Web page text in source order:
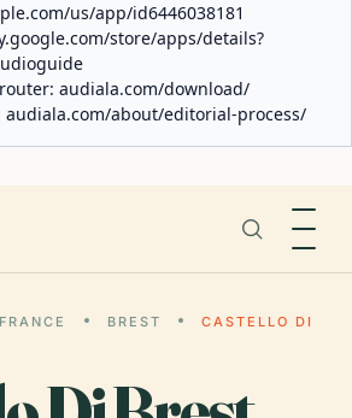
us/app/id6446038181
store/apps/details?
audiala.com/download/
audiala.com/about/editorial-process/
FRANCE BREST
CASTELLO DI